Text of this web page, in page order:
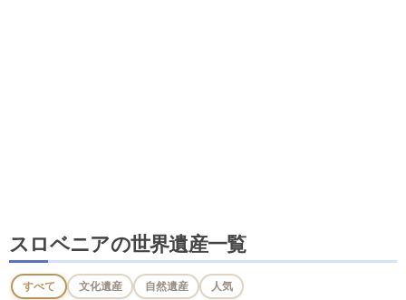
スロベニアの世界遺産一覧
すべて 文化遺産 自然遺産 人気